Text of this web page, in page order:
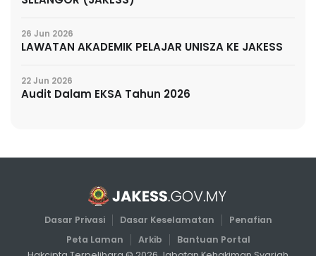
26 Jun 2026
LAWATAN AKADEMIK PELAJAR UNISZA KE JAKESS
22 Jun 2026
Audit Dalam EKSA Tahun 2026
Dasar Privasi Dasar Keselamatan
Penafian
Peta Laman
Arkib
Bantuan Portal